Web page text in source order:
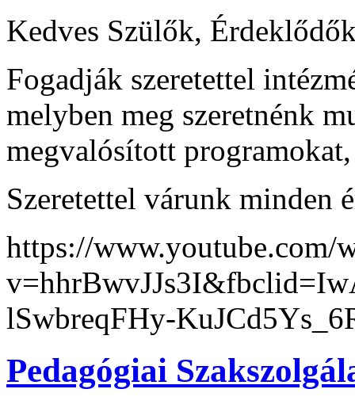
Kedves Szülők,
Fogadják szeretettel
melyben meg szeretnénk
megvalósított
Szeretettel várunk minden
https://www.youtube.com/
lSwbreqFHy-
Pedagógiai